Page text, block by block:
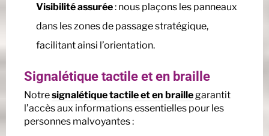
Visibilité assurée: nous plaçons les panneaux
dans les zones de passage stratégique,
facilitant ainsi l’orientation.
Signalétique tactile et en braille
Notresignalétique tactile et en braillegarantit
l’accès aux informations essentielles pour les
personnes malvoyantes :